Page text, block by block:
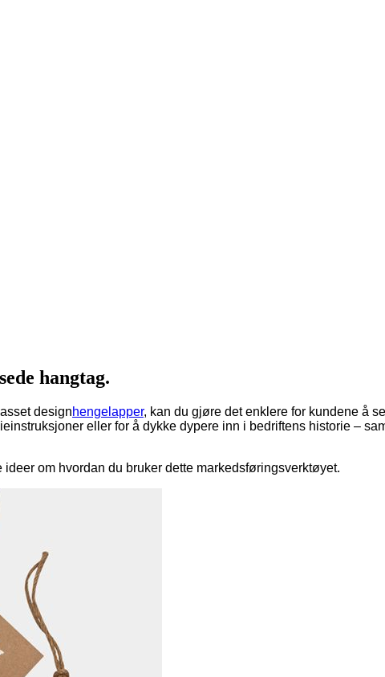
hangtag.
designhengelapper, kan du gjøre det enklere for kundene å
eller for å dykke dypere inn i bedriftens historie –
om hvordan du bruker dette markedsføringsverktøyet.